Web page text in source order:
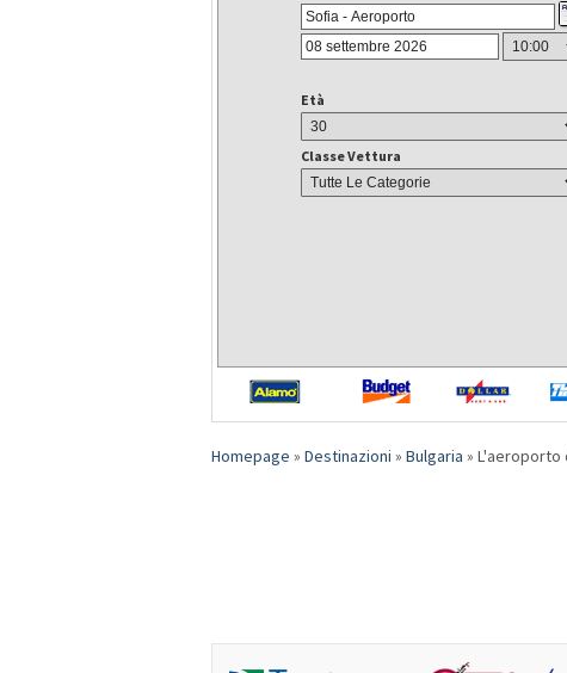
Età
Classe Vettura
Homepage » Destinazioni » Bulgaria » L'aeroporto